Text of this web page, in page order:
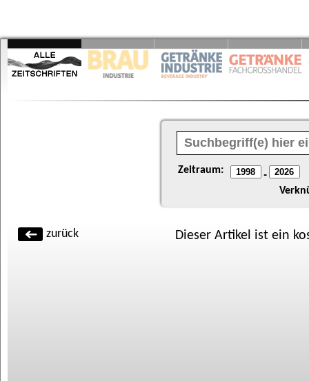
Zeitraum: -
zurück Dieser Artikel ist ein